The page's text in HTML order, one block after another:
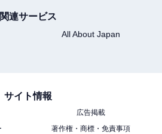
関連サービス
All About Japan
サイト情報
広告掲載
著作権・商標・免責事項